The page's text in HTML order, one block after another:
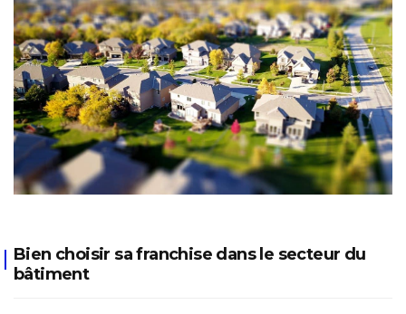
Bien choisir sa franchise dans le secteur du
bâtiment